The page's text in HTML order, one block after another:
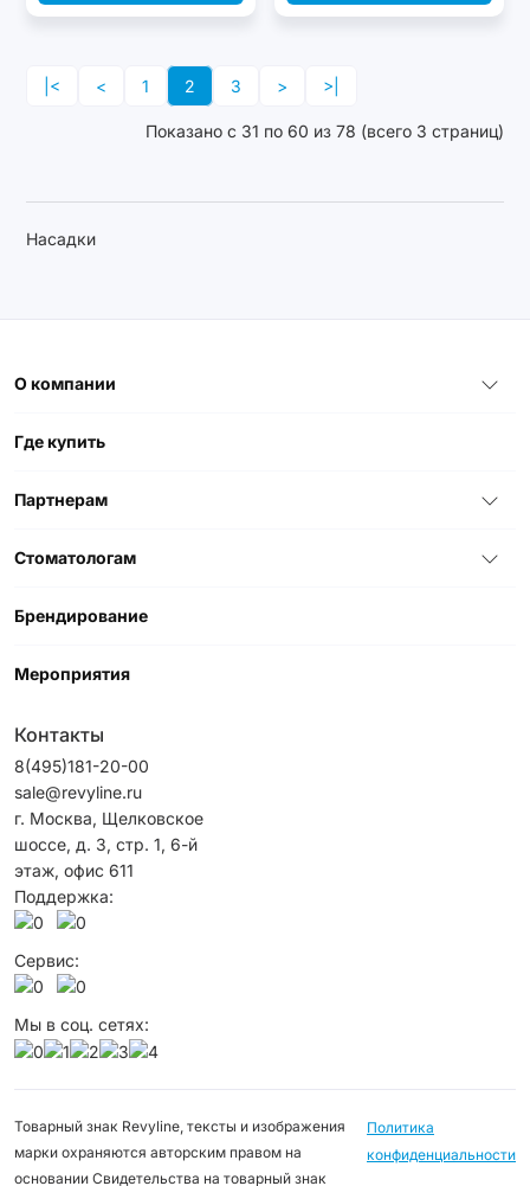
|< < 1 2 3 > >|
Показано с 31 по 60 из 78 (всего 3 страниц)
Насадки
О компании
Где купить
Партнерам
Стоматологам
Брендирование
Мероприятия
Контакты
8(495)181-20-00
sale@revyline.ru
г. Москва, Щелковское
шоссе, д. 3, стр. 1, 6-й
этаж, офис 611
Поддержка:
Сервис:
Мы в соц. сетях:
Товарный знак Revyline, тексты и изображения
марки охраняются авторским правом на
основании Свидетельства на товарный знак
Политика
конфиденциальности